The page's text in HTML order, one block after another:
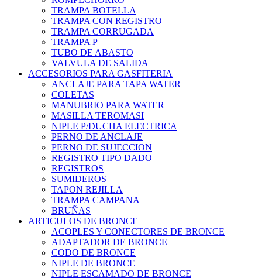
TRAMPA BOTELLA
TRAMPA CON REGISTRO
TRAMPA CORRUGADA
TRAMPA P
TUBO DE ABASTO
VALVULA DE SALIDA
ACCESORIOS PARA GASFITERIA
ANCLAJE PARA TAPA WATER
COLETAS
MANUBRIO PARA WATER
MASILLA TEROMASI
NIPLE P/DUCHA ELECTRICA
PERNO DE ANCLAJE
PERNO DE SUJECCION
REGISTRO TIPO DADO
REGISTROS
SUMIDEROS
TAPON REJILLA
TRAMPA CAMPANA
BRUÑAS
ARTICULOS DE BRONCE
ACOPLES Y CONECTORES DE BRONCE
ADAPTADOR DE BRONCE
CODO DE BRONCE
NIPLE DE BRONCE
NIPLE ESCAMADO DE BRONCE